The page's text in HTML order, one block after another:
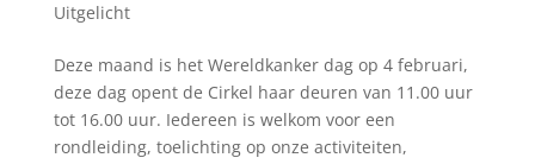
Uitgelicht
Deze maand is het Wereldkanker dag op 4 februari,
deze dag opent de Cirkel haar deuren van 11.00 uur
tot 16.00 uur. Iedereen is welkom voor een
rondleiding, toelichting op onze activiteiten,